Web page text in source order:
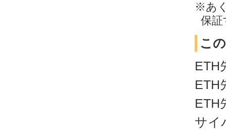
※あ
保
こ
ETH
ETH
ETH
サイ